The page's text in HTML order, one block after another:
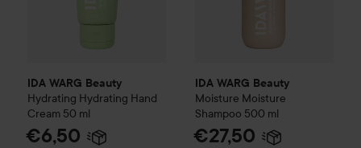
IDA WARG Beauty
Hydrating Hydrating Hand
Cream 50 ml
€6,50
IDA WARG Beauty
Moisture Moisture
Shampoo 500 ml
€27,50